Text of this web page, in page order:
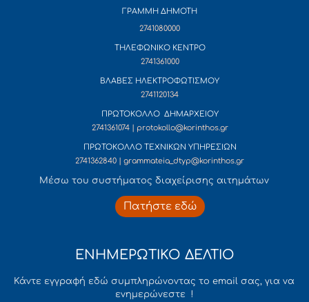
ΓΡΑΜΜΗ ΔΗΜΟΤΗ
2741080000
ΤΗΛΕΦΩΝΙΚΟ ΚΕΝΤΡΟ
2741361000
ΒΛΑΒΕΣ ΗΛΕΚΤΡΟΦΩΤΙΣΜΟΥ
2741120134
ΠΡΩΤΟΚΟΛΛΟ ΔΗΜΑΡΧΕΙΟΥ
2741361074 | protokollo@korinthos.gr
ΠΡΩΤΟΚΟΛΛΟ ΤΕΧΝΙΚΩΝ ΥΠΗΡΕΣΙΩΝ
2741362840 | grammateia_dtyp@korinthos.gr
Mέσω του συστήματος διαχείρισης αιτημάτων
Πατήστε εδώ
ΕΝΗΜΕΡΩΤΙΚΟ ΔΕΛΤΙΟ
Κάντε εγγραφή εδώ συμπληρώνοντας το email σας, για να
ενημερώνεστε !